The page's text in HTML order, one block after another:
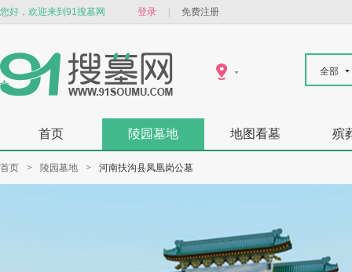
您好，欢迎来到91搜墓网 登录 免费注册
全部
首页 陵园墓地 地图看墓 殡
首页 > 陵园墓地 > 河南扶沟县凤凰岗公墓